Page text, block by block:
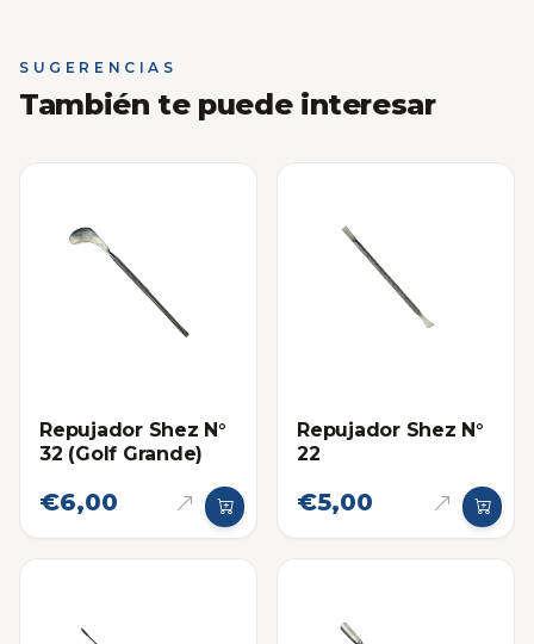
SUGERENCIAS
También te puede interesar
Repujador Shez N°
32 (Golf Grande)
€6,00
Repujador Shez N°
22
€5,00